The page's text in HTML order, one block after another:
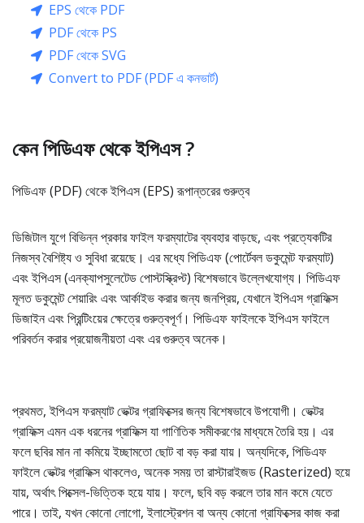
EPS থেকে PDF
PDF থেকে PS
PDF থেকে SVG
Convert to PDF (PDF এ কনভার্ট)
কেন পিডিএফ থেকে ইপিএস ?
পিডিএফ (PDF) থেকে ইপিএস (EPS) রূপান্তরের গুরুত্ব
ডিজিটাল যুগে বিভিন্ন প্রকার ফাইল ফরম্যাটের ব্যবহার বাড়ছে, এবং প্রত্যেকটির
নিজস্ব বৈশিষ্ট্য ও সুবিধা রয়েছে। এর মধ্যে পিডিএফ (পোর্টেবল ডকুমেন্ট ফরম্যাট)
এবং ইপিএস (এনক্যাপসুলেটেড পোস্টস্ক্রিপ্ট) বিশেষভাবে উল্লেখযোগ্য। পিডিএফ
মূলত ডকুমেন্ট শেয়ারিং এবং আর্কাইভ করার জন্য জনপ্রিয়, যেখানে ইপিএস গ্রাফিক্স
ডিজাইন এবং প্রিন্টিংয়ের ক্ষেত্রে গুরুত্বপূর্ণ। পিডিএফ ফাইলকে ইপিএস ফাইলে
পরিবর্তন করার প্রয়োজনীয়তা এবং এর গুরুত্ব অনেক।
প্রথমত, ইপিএস ফরম্যাট ভেক্টর গ্রাফিক্সের জন্য বিশেষভাবে উপযোগী। ভেক্টর
গ্রাফিক্স এমন এক ধরনের গ্রাফিক্স যা গাণিতিক সমীকরণের মাধ্যমে তৈরি হয়। এর
ফলে ছবির মান না কমিয়ে ইচ্ছামতো ছোট বা বড় করা যায়। অন্যদিকে, পিডিএফ
ফাইলে ভেক্টর গ্রাফিক্স থাকলেও, অনেক সময় তা রাস্টারাইজড (Rasterized) হয়ে
যায়, অর্থাৎ পিক্সেল-ভিত্তিক হয়ে যায়। ফলে, ছবি বড় করলে তার মান কমে যেতে
পারে। তাই, যখন কোনো লোগো, ইলাস্ট্রেশন বা অন্য কোনো গ্রাফিক্সের কাজ করা